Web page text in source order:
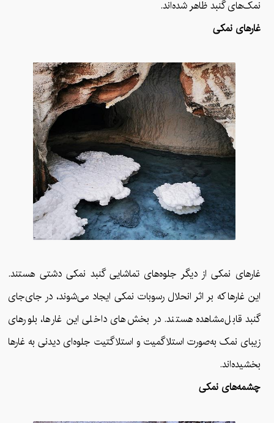
نمک‌های گنبد ظاهر شده‌اند.
غارهای نمکی
غارهای نمکی از دیگر جلوه‌های تماشایی گنبد نمکی دشتی هستند.
این غارها که بر اثر انحلال رسوبات نمکی ایجاد می‌شوند، در جای‌جای
گنبد قابل‌مشاهده هستند. در بخش‌های داخلی این غارها، بلورهای
زیبای نمک به‌صورت استلاگمیت و استلاگتیت جلوه‌ای دیدنی به غارها
بخشیده‌اند.
چشمه‌های نمکی